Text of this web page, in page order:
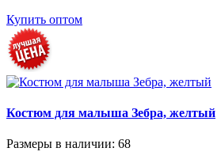
Купить оптом
Костюм для малыша Зебра, желтый
Размеры в наличии: 68